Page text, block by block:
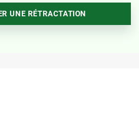
UNE RÉTRACTATION